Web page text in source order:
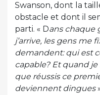
Swanson, dont la
obstacle et dont il
parti. « Dans chaque
j’arrive, les gens me
demandent: qui est
capable? Et quand
que réussis ce
deviennent dingues